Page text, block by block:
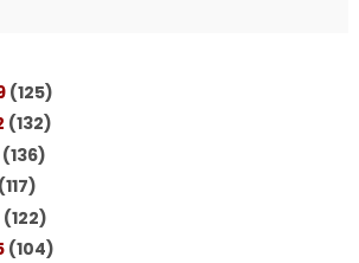
(125)
(132)
(136)
(117)
(122)
(104)